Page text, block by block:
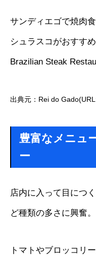
サンディエゴで焼肉
シュラスコがおすす
Brazilian Steak
出典元：Rei do
豊富なメニュ
ー
店内に入って目につ
ど種類の多さに興奮。
トマトやブロッコリ